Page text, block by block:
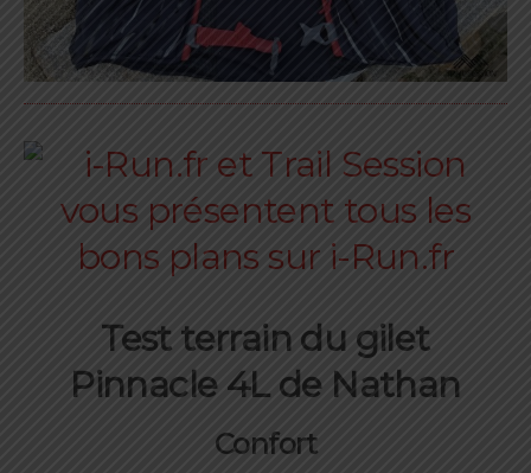
Test terrain du gilet
Pinnacle 4L de Nathan
Confort